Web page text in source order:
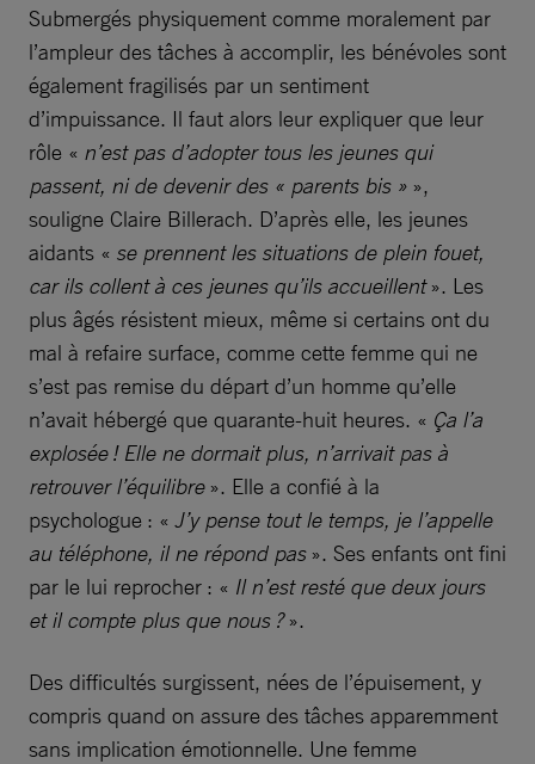
Submergés physiquement comme moralement par
l’ampleur des tâches à accomplir, les bénévoles sont
également fragilisés par un sentiment
d’impuissance. Il faut alors leur expliquer que leur
rôle « n’est pas d’adopter tous les jeunes qui
passent, ni de devenir des « parents bis » »,
souligne Claire Billerach. D’après elle, les jeunes
aidants « se prennent les situations de plein fouet,
car ils collent à ces jeunes qu’ils accueillent». Les
plus âgés résistent mieux, même si certains ont du
mal à refaire surface, comme cette femme qui ne
s’est pas remise du départ d’un homme qu’elle
n’avait hébergé que quarante-huit heures. « Ça l’a
explosée ! Elle ne dormait plus, n’arrivait pas à
retrouver l’équilibre ». Elle a confié à la
psychologue : « J’y pense tout le temps, je l’appelle
au téléphone, il ne répond pas ». Ses enfants ont fini
par le lui reprocher : « Il n’est resté que deux jours
et il compte plus que nous ?».
Des difficultés surgissent, nées de l’épuisement, y
compris quand on assure des tâches apparemment
sans implication émotionnelle. Une femme